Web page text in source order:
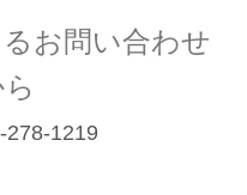
お問い合わせ
278-1219